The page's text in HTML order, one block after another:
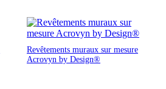
Revêtements muraux sur mesure
Acrovyn by Design®